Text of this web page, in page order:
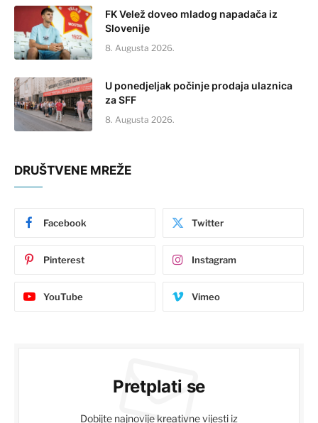
FK Velež doveo mladog napadača iz
Slovenije
8. Augusta 2026.
U ponedjeljak počinje prodaja ulaznica
za SFF
8. Augusta 2026.
DRUŠTVENE MREŽE
Facebook Twitter
Pinterest Instagram
YouTube Vimeo
Pretplati se
Dobijte najnovije kreativne vijesti iz